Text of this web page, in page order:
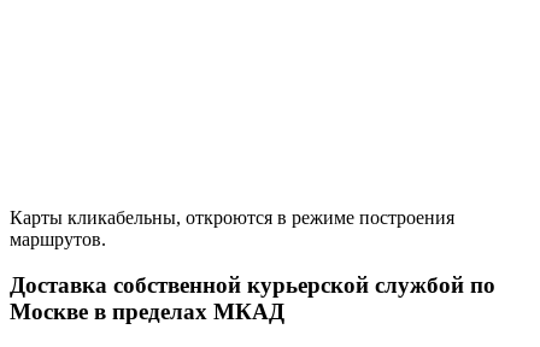
Карты кликабельны, откроются в режиме построения
маршрутов.
Доставка собственной курьерской службой по
Москве в пределах МКАД